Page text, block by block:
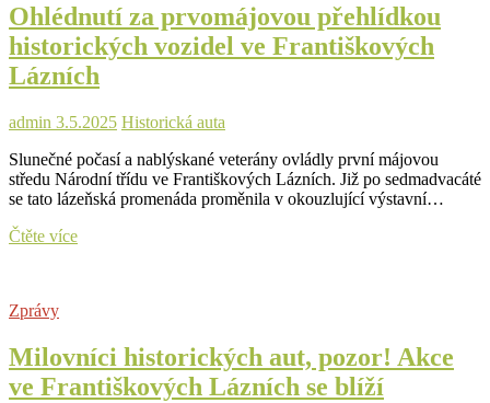
Ohlédnutí za prvomájovou přehlídkou
historických vozidel ve Františkových
Lázních
admin 3.5.2025 Historická auta
Slunečné počasí a nablýskané veterány ovládly první májovou
středu Národní třídu ve Františkových Lázních. Již po sedmadvacáté
se tato lázeňská promenáda proměnila v okouzlující výstavní…
Čtěte víceOhlédnutí
ve
Františkových
Lázních
Zprávy
Milovníci historických aut, pozor! Akce
ve Františkových Lázních se blíží